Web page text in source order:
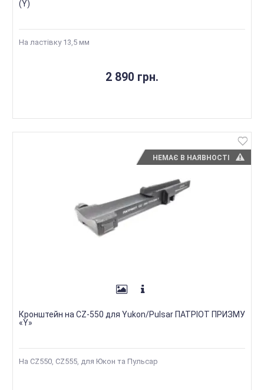
(Y)
На ластівку 13,5 мм
2 890 грн.
НЕМАЄ В НАЯВНОСТІ
Кронштейн на CZ-550 для Yukon/Pulsar ПАТРІОТ ПРИЗМУ
«Y»
На CZ550, CZ555, для Юкон та Пульсар